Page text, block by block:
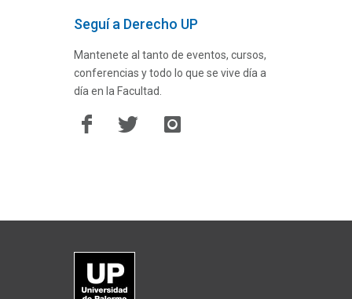
Seguí a Derecho UP
Mantenete al tanto de eventos, cursos,
conferencias y todo lo que se vive día a
día en la Facultad.